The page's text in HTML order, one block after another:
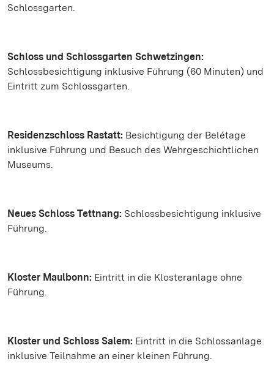
Schlossgarten.
Schloss und Schlossgarten Schwetzingen:
Schlossbesichtigung inklusive Führung (60 Minuten) und
Eintritt zum Schlossgarten.
Residenzschloss Rastatt: Besichtigung der Belétage
inklusive Führung und Besuch des Wehrgeschichtlichen
Museums.
Neues Schloss Tettnang: Schlossbesichtigung inklusive
Führung.
Kloster Maulbonn: Eintritt in die Klosteranlage ohne
Führung.
Kloster und Schloss Salem: Eintritt in die Schlossanlage
inklusive Teilnahme an einer kleinen Führung.